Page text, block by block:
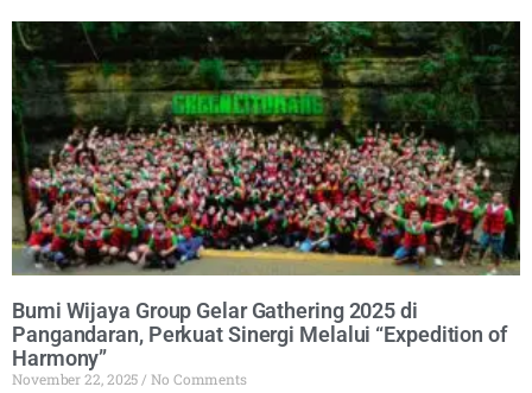
Bumi Wijaya Group Gelar Gathering 2025 di
Pangandaran, Perkuat Sinergi Melalui “Expedition of
Harmony”
November 22, 2025 No Comments